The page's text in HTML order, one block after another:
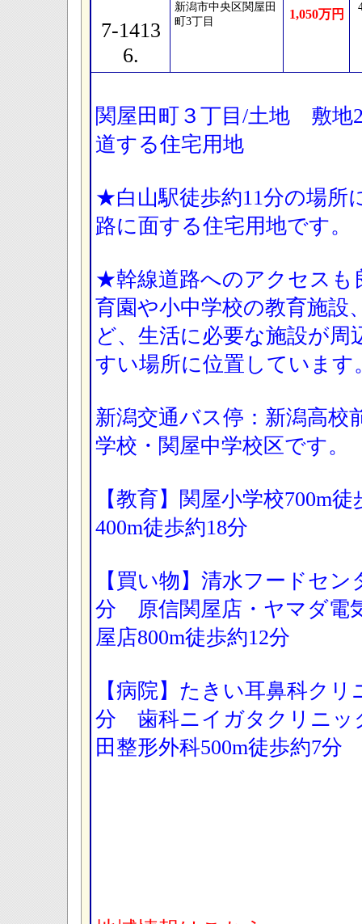
7-1413
6.
新潟市中央区関屋田
町3丁目
1,050万円
関屋田町３丁目/土地 敷地
道する住宅用地
★白山駅徒歩約11分の場所
路に面する住宅用地です。
★幹線道路へのアクセスも
育園や小中学校の教育施設
ど、生活に必要な施設が
すい場所に位置しています
新潟交通バス停：新潟高校
学校・関屋中学校区です。
【教育】関屋小学校700m
400m徒歩約18分
【買い物】清水フードセ
分 原信関屋店・ヤマダ電
屋店800m徒歩約12分
【病院】たきい耳鼻科クリ
分 歯科ニイガタクリニッ
田整形外科500m徒歩約7分